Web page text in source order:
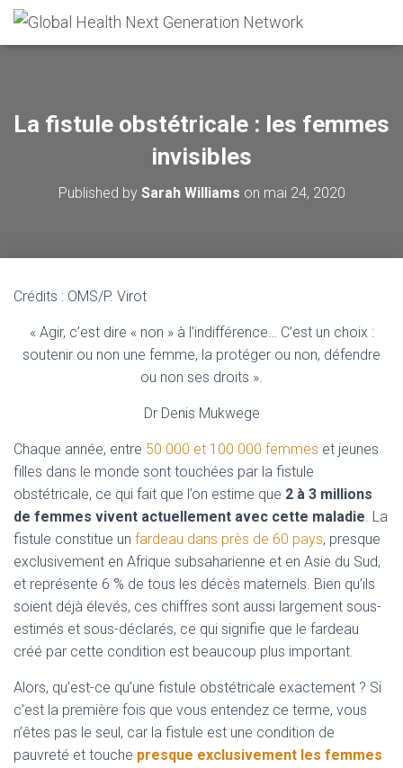
La fistule obstétricale : les femmes
invisibles
Published by Sarah Williams on mai 24, 2020
Crédits : OMS/P. Virot
« Agir, c’est dire « non » à l’indifférence… C’est un choix :
soutenir ou non une femme, la protéger ou non, défendre
ou non ses droits ».
Dr Denis Mukwege
Chaque année, entre 50 000 et 100 000 femmes et jeunes
filles dans le monde sont touchées par la fistule
obstétricale, ce qui fait que l’on estime que 2 à 3 millions
de femmes vivent actuellement avec cette maladie. La
fistule constitue un fardeau dans près de 60 pays, presque
exclusivement en Afrique subsaharienne et en Asie du Sud,
et représente 6 % de tous les décès maternels. Bien qu’ils
soient déjà élevés, ces chiffres sont aussi largement sous-
estimés et sous-déclarés, ce qui signifie que le fardeau
créé par cette condition est beaucoup plus important.
Alors, qu’est-ce qu’une fistule obstétricale exactement ? Si
c’est la première fois que vous entendez ce terme, vous
n’êtes pas le seul, car la fistule est une condition de
pauvreté et touche presque exclusivement les femmes